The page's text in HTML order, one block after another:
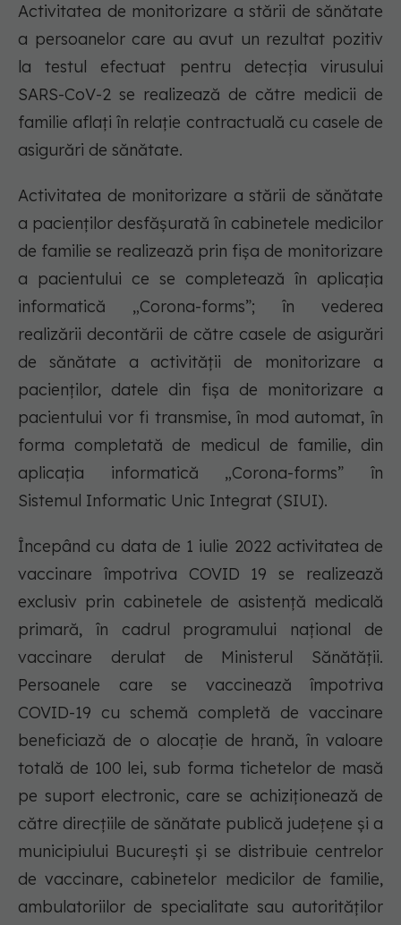
Activitatea de monitorizare a stării de sănătate
a persoanelor care au avut un rezultat pozitiv
la testul efectuat pentru detecția virusului
SARS-CoV-2 se realizează de către medicii de
familie aflați în relație contractuală cu casele de
asigurări de sănătate.
Activitatea de monitorizare a stării de sănătate
a pacienților desfășurată în cabinetele medicilor
de familie se realizează prin fișa de monitorizare
a pacientului ce se completează în aplicația
informatică „Corona-forms”; în vederea
realizării decontării de către casele de asigurări
de sănătate a activității de monitorizare a
pacienților, datele din fișa de monitorizare a
pacientului vor fi transmise, în mod automat, în
forma completată de medicul de familie, din
aplicația informatică „Corona-forms” în
Sistemul Informatic Unic Integrat (SIUI).
Începând cu data de 1 iulie 2022 activitatea de
vaccinare împotriva COVID 19 se realizează
exclusiv prin cabinetele de asistenţă medicală
primară, în cadrul programului național de
vaccinare derulat de Ministerul Sănătății.
Persoanele care se vaccinează împotriva
COVID-19 cu schemă completă de vaccinare
beneficiază de o alocație de hrană, în valoare
totală de 100 lei, sub forma tichetelor de masă
pe suport electronic, care se achiziționează de
către direcțiile de sănătate publică județene și a
municipiului București și se distribuie centrelor
de vaccinare, cabinetelor medicilor de familie,
ambulatoriilor de specialitate sau autorităților